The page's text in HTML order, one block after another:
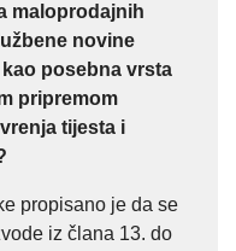
maloprodajnih
novine
kao posebna vrsta
pripremom
tijesta i
propisano je da se
iz člana 13. do